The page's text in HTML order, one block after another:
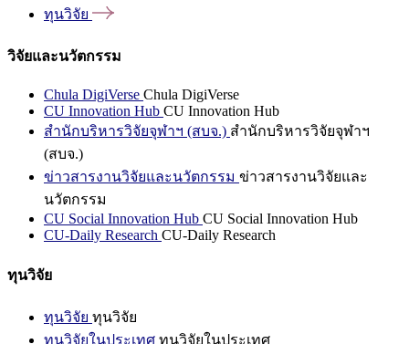
ทุนวิจัย
วิจัยและนวัตกรรม
Chula DigiVerse Chula DigiVerse
CU Innovation Hub CU Innovation Hub
สำนักบริหารวิจัยจุฬาฯ (สบจ.) สำนักบริหารวิจัยจุฬาฯ
(สบจ.)
ข่าวสารงานวิจัยและนวัตกรรม ข่าวสารงานวิจัยและ
นวัตกรรม
CU Social Innovation Hub CU Social Innovation Hub
CU-Daily Research CU-Daily Research
ทุนวิจัย
ทุนวิจัย ทุนวิจัย
ทุนวิจัยในประเทศ ทุนวิจัยในประเทศ